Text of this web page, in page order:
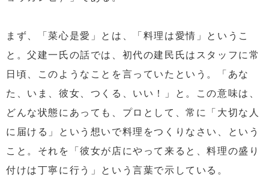
まず、「菜心是愛」とは、「料理は愛情」というこ
と。父建一氏の話では、初代の建民氏はスタッフに常
日頃、このようなことを言っていたという。「あな
た、いま、彼女、つくる、いい！」と。この意味は、
どんな状態にあっても、プロとして、常に「大切な人
に届ける」という想いで料理をつくりなさい、という
こと。それを「彼女が店にやって来ると、料理の盛り
付けは丁寧に行う」という言葉で示している。